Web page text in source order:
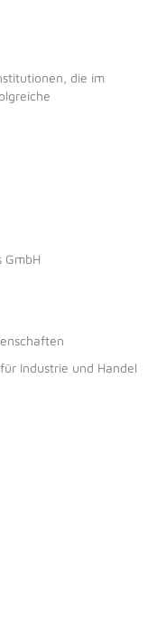
die im
Industrie und Handel